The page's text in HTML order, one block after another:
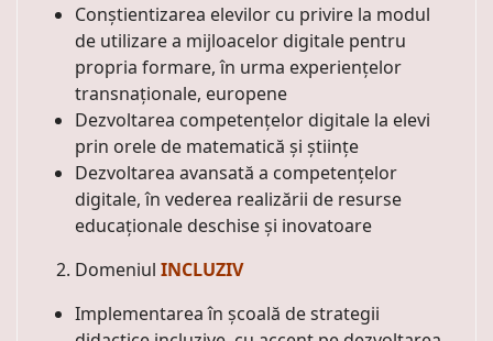
Conștientizarea elevilor cu privire la modul
de utilizare a mijloacelor digitale pentru
propria formare, în urma experiențelor
transnaționale, europene
Dezvoltarea competențelor digitale la elevi
prin orele de matematică și științe
Dezvoltarea avansată a competențelor
digitale, în vederea realizării de resurse
educaționale deschise și inovatoare
Domeniul INCLUZIV
Implementarea în școală de strategii